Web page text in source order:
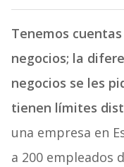
Tenemos
negocios; la
negocios se les
tienen límites
una empresa en
a 200 empleados